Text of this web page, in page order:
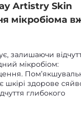
Artistry Skin
мікробіома
залишаючи
мікробіом:
шкірі здорове
глибокого